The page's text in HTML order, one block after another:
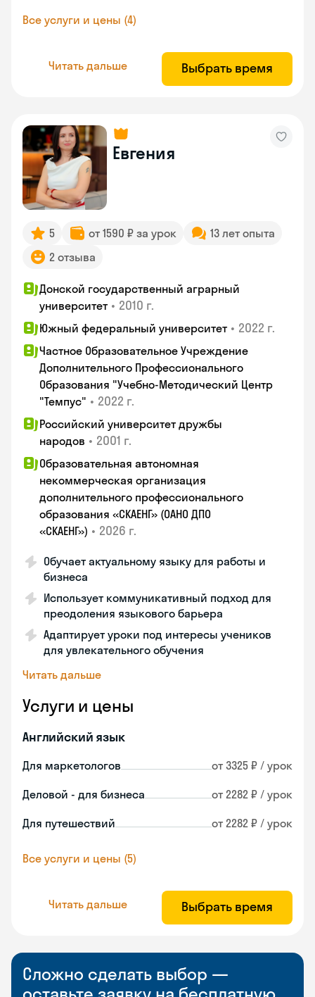
Все услуги и цены (4)
Читать дальше Выбрать время
Евгения
5 от 1590 ₽ за урок
13 лет опыта
2 отзыва
Донской государственный аграрный
университет • 2010 г.
Южный федеральный университет • 2022 г.
Частное Образовательное Учреждение
Дополнительного Профессионального
Образования "Учебно-Методический Центр
"Темпус" • 2022 г.
Российский университет дружбы
народов • 2001 г.
Образовательная автономная
некоммерческая организация
дополнительного профессионального
образования «СКАЕНГ» (ОАНО ДПО
«СКАЕНГ») • 2026 г.
Обучает актуальному языку для работы и
бизнеса
Использует коммуникативный подход для
преодоления языкового барьера
Адаптирует уроки под интересы учеников
для увлекательного обучения
Читать дальше
Услуги и цены
Английский язык
Для маркетологов от 3325 ₽ / урок
Деловой - для бизнеса от 2282 ₽ / урок
Для путешествий от 2282 ₽ / урок
Все услуги и цены (5)
Читать дальше Выбрать время
Сложно сделать выбор —